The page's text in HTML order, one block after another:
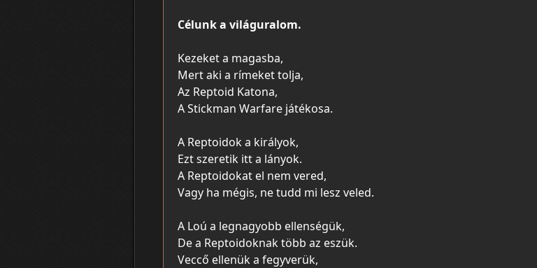
Célunk a világuralom.
Kezeket a magasba,
Mert aki a rímeket tolja,
Az Reptoid Katona,
A Stickman Warfare játékosa.
A Reptoidok a királyok,
Ezt szeretik itt a lányok.
A Reptoidokat el nem vered,
Vagy ha mégis, ne tudd mi lesz veled.
A Loú a legnagyobb ellenségük,
De a Reptoidoknak több az eszük.
Veccő ellenük a fegyverük,